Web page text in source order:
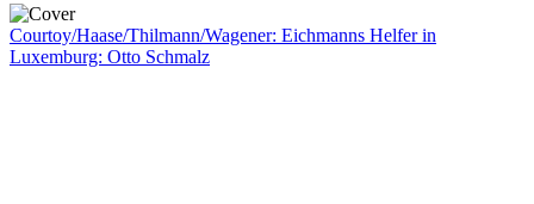
Courtoy/Haase/Thilmann/Wagener: Eichmanns Helfer in
Luxemburg: Otto Schmalz